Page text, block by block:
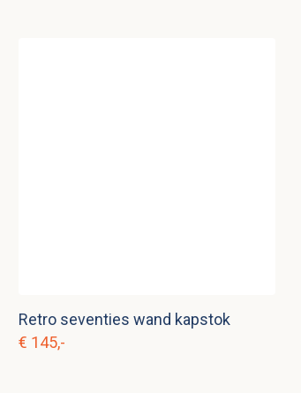
Retro seventies wand kapstok
€ 145,-